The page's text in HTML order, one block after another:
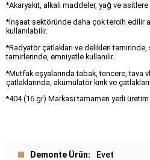
*Akaryakıt, alkali maddeler, yağ ve asitlere
*İnşaat sektöründe daha çok tercih edilir
kullanılabilir.
*Radyatör çatlakları ve delikleri tamirinde,
tamirlerinde, emniyetle kullanılır.
*Mutfak eşyalarında tabak, tencere, tava
çatlaklarında, akümülatör kırık ve
*404 (16 gr) Markası tamamen yerli
Demonte Ürün
Evet